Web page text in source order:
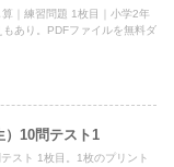
｜練習問題 1枚目｜小学2年
あり。PDFファイルを無料ダ
）10問テスト1
スト 1枚目。1枚のプリント